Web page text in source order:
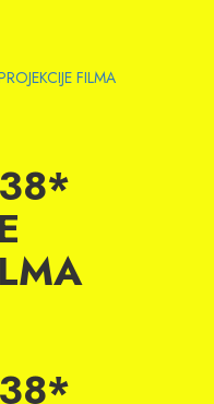
FILMA